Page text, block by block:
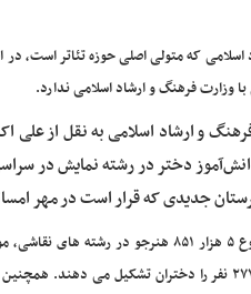
که متولی اصلی حوزه تئاتر است،
وزارت فرهنگ و ارشاد اسلامی ندارد.
و ارشاد اسلامی به نقل از
صفی پور تصریح کرد: در ۴۹ هنرستان فعال در